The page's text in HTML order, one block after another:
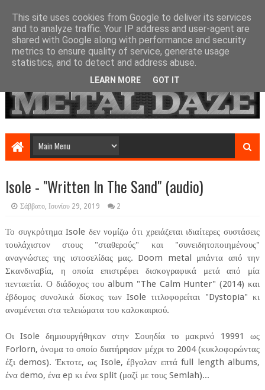
Isole - "Written In The Sand" (audio)
Σάββατο, Ιουνίου 29, 2019 2
Το συγκρότημα Isole δεν νομίζω ότι χρειάζεται ιδιαίτερες συστάσεις
τουλάχιστον στους "σταθερούς" και "συνειδητοποιημένους"
αναγνώστες της ιστοσελίδας μας. Doom metal μπάντα από την
Σκανδιναβία, η οποία επιστρέφει δισκογραφικά μετά από μία
πενταετία. Ο διάδοχος του album "The Calm Hunter" (2014) και
έβδομος συνολικά δίσκος των Isole τιτλοφορείται "Dystopia" κι
αναμένεται στα τελειώματα του καλοκαιριού.
Οι Isole δημιουργήθηκαν στην Σουηδία το μακρινό 19991 ως
Forlorn, όνομα το οποίο διατήρησαν μέχρι το 2004 (κυκλοφορώντας
έξι demos). Έκτοτε, ως Isole, έβγαλαν επτά full length albums,
ένα demo, ένα ep κι ένα split (μαζί με τους Semlah)...
This site uses cookies from Google to deliver its services
and to analyze traffic. Your IP address and user-agent are
shared with Google along with performance and security
metrics to ensure quality of service, generate usage
statistics, and to detect and address abuse.
LEARN MORE GOT IT